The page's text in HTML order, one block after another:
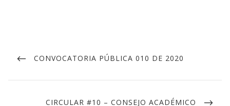
CONVOCATORIA PÚBLICA 010 DE 2020
CIRCULAR #10 – CONSEJO ACADÉMICO